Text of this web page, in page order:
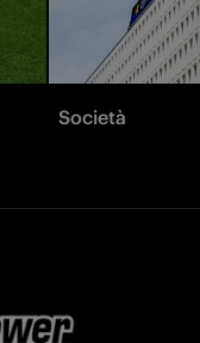
Società